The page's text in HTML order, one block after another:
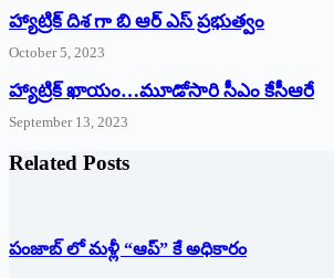
హ్యాట్రిక్ దిశ గా బి ఆర్ ఎస్ ప్రభుత్వం
October 5, 2023
హ్యాట్రిక్‌ ‌ఖాయం…మూడోసారి సీఎం కేసీఆరే
September 13, 2023
Related Posts
పంజాబ్ లో మళ్లీ “ఆప్” కే అధికారం